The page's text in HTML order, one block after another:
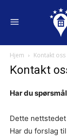
Hjem Kontakt oss
Kontakt
Har du
Dette
Har du forslag